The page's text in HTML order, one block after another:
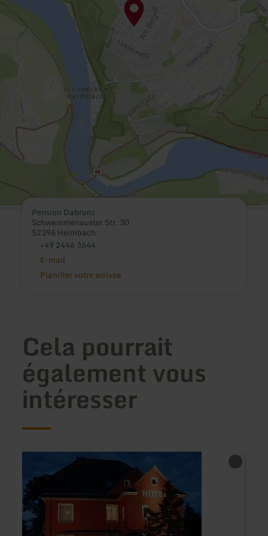
Pension Dabrunz
Schwammenaueler Str. 30
52396 Heimbach
+49 2446 3644
E-mail
Planifier votre arrivée
Cela pourrait
également vous
intéresser
plus
sur
:
Rotenberg
PT-
Hotel